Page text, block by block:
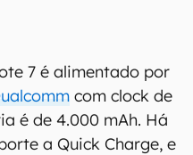
7 é alimentado por
com clock de
é de 4.000 mAh. Há
a Quick Charge, e